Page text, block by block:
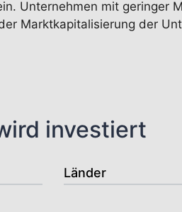
Unternehmen mit geringer
Marktkapitalisierung der
investiert
Länder